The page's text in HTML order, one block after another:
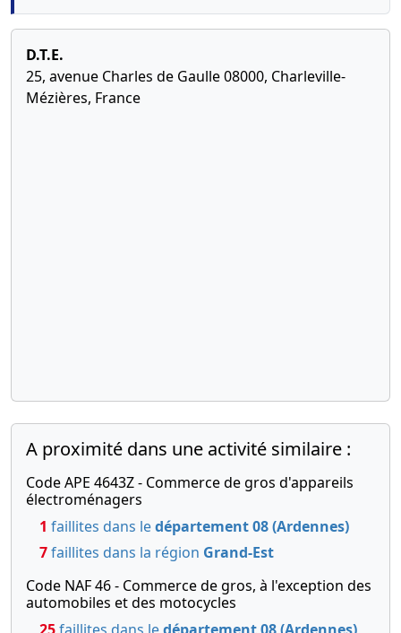
D.T.E.
25, avenue Charles de Gaulle 08000, Charleville-
Mézières, France
A proximité dans une activité similaire :
Code APE 4643Z - Commerce de gros d'appareils
électroménagers
1 faillites dans ledépartement 08 (Ardennes)
7faillites dans la région Grand-Est
Code NAF 46 - Commerce de gros, à l'exception des
automobiles et des motocycles